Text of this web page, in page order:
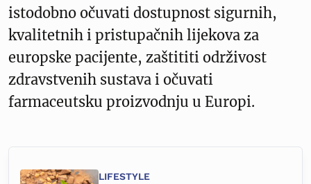
istodobno očuvati dostupnost sigurnih,
kvalitetnih i pristupačnih lijekova za
europske pacijente, zaštititi održivost
zdravstvenih sustava i očuvati
farmaceutsku proizvodnju u Europi.
LIFESTYLE